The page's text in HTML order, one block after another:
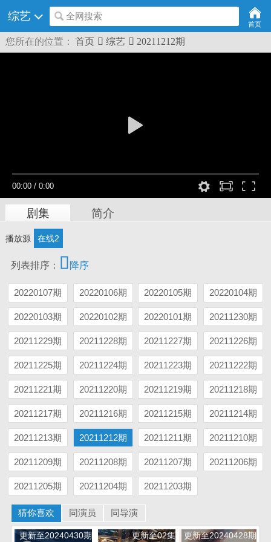
综艺 全网搜索
首页
您所在的位置： 首页  综艺  20211212期
00:00 / 0:00
剧集 简介
播放源 在线2
列表排序：  降序
20220107期 20220106期 20220105期 20220104期
20220103期 20220102期 20220101期 20211230期
20211229期 20211228期 20211227期 20211226期
20211225期 20211224期 20211223期 20211222期
20211221期 20211220期 20211219期 20211218期
20211217期 20211216期 20211215期 20211214期
20211213期 20211212期 20211211期 20211210期
20211209期 20211208期 20211207期 20211206期
20211205期 20211204期 20211203期
猜你喜欢 同演员 同导演
更新至20240430期 更新至02集 更新至20240428期